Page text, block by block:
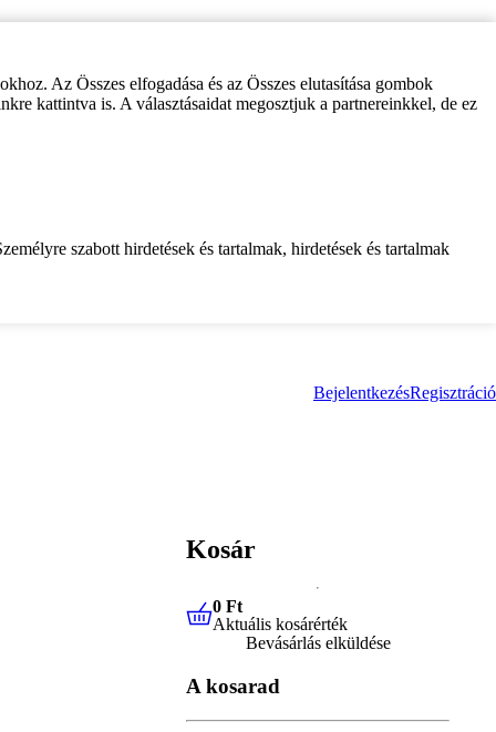
Az Összes elfogadása és az Összes elutasítása gombok
kattintva is. A választásaidat megosztjuk a partnereinkkel, de ez
szabott hirdetések és tartalmak, hirdetések és tartalmak
BejelentkezésRegisztráció
Kosár
0 FtAktuális kosárérték
0 Ft
Aktuális kosárérték
Bevásárlás elküldése
A kosarad